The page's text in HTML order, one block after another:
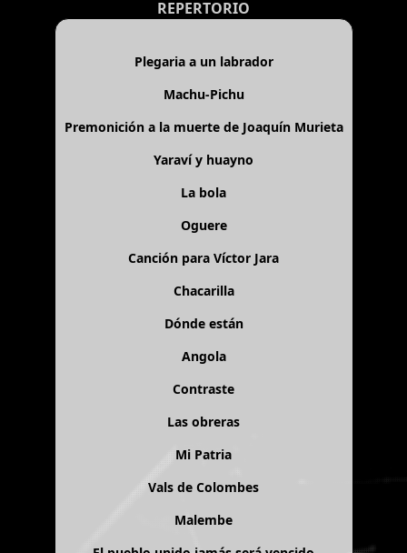
REPERTORIO
Plegaria a un labrador
Machu-Pichu
Premonición a la muerte de Joaquín Murieta
Yaraví y huayno
La bola
Oguere
Canción para Víctor Jara
Chacarilla
Dónde están
Angola
Contraste
Las obreras
Mi Patria
Vals de Colombes
Malembe